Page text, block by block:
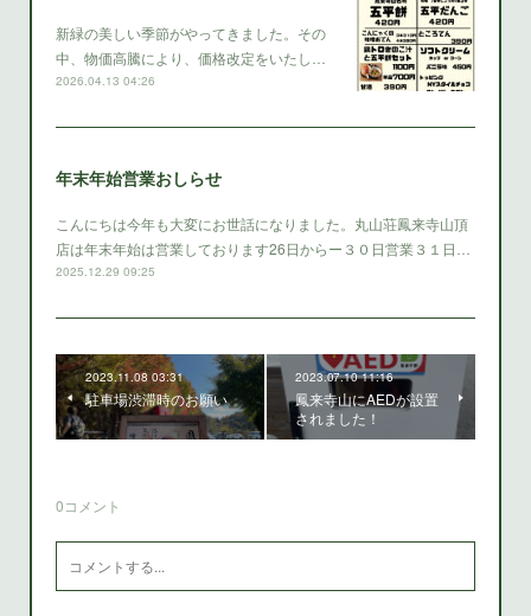
新緑の美しい季節がやってきました。その
中、物価高騰により、価格改定をいたし…
2026.04.13 04:26
年末年始営業おしらせ
こんにちは今年も大変にお世話になりました。丸山荘鳳来寺山頂
店は年末年始は営業しております26日からー３０日営業３１日…
2025.12.29 09:25
2023.11.08 03:31
駐車場渋滞時のお願い
2023.07.10 11:16
鳳来寺山にAEDが設置
されました！
0コメント